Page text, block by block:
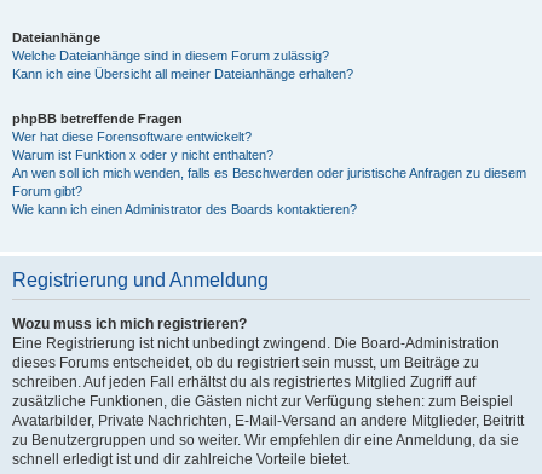
Dateianhänge
Welche Dateianhänge sind in diesem Forum zulässig?
Kann ich eine Übersicht all meiner Dateianhänge erhalten?
phpBB betreffende Fragen
Wer hat diese Forensoftware entwickelt?
Warum ist Funktion x oder y nicht enthalten?
An wen soll ich mich wenden, falls es Beschwerden oder juristische Anfragen zu diesem
Forum gibt?
Wie kann ich einen Administrator des Boards kontaktieren?
Registrierung und Anmeldung
Wozu muss ich mich registrieren?
Eine Registrierung ist nicht unbedingt zwingend. Die Board-Administration
dieses Forums entscheidet, ob du registriert sein musst, um Beiträge zu
schreiben. Auf jeden Fall erhältst du als registriertes Mitglied Zugriff auf
zusätzliche Funktionen, die Gästen nicht zur Verfügung stehen: zum Beispiel
Avatarbilder, Private Nachrichten, E-Mail-Versand an andere Mitglieder, Beitritt
zu Benutzergruppen und so weiter. Wir empfehlen dir eine Anmeldung, da sie
schnell erledigt ist und dir zahlreiche Vorteile bietet.